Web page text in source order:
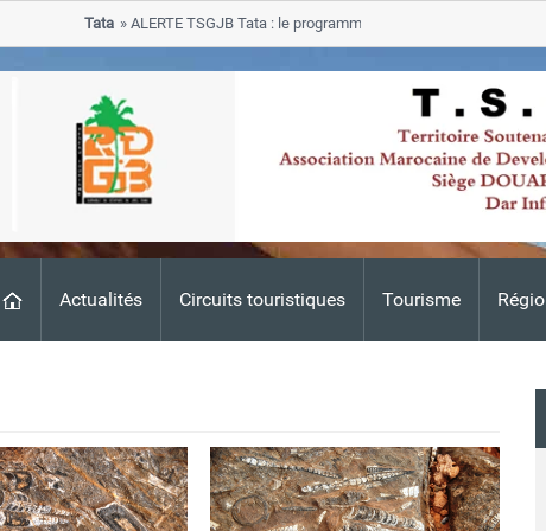
Actualités Circuits touristiques Tourisme
ALERTE TSGJB Tata : le programme de rehabilitation post-
progresse dans les zones sinistrees